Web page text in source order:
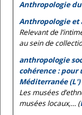
Anthropologie
Anthropologie et
Relevant de
au sein de
anthropologie
cohérence :
Méditerranée (L')
Les musées
musées locaux,... (